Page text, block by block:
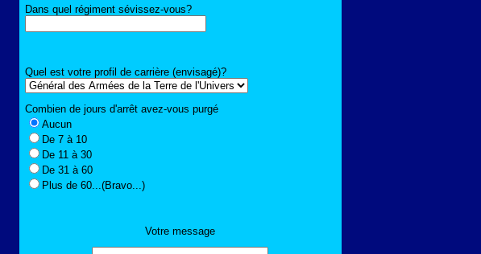
Dans quel régiment sévissez-vous?
Quel est votre profil de carrière (envisagé)?
Combien de jours d'arrêt avez-vous purgé
Aucun
De 7 à 10
De 11 à 30
De 31 à 60
Plus de 60...(Bravo...)
Votre message